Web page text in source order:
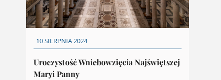
10 SIERPNIA 2024
Uroczystość Wniebowzięcia Najświętszej
Maryi Panny